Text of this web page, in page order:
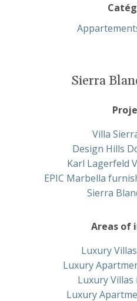
Sierra
Villa
Design Hills
Karl Lagerfeld
EPIC Marbella
Sierra
Areas of
Luxury
Luxury
Luxury
Luxury